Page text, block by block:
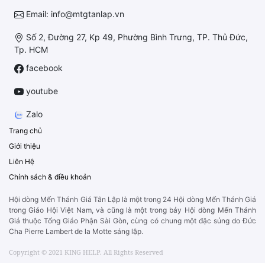
Email: info@mtgtanlap.vn
Số 2, Đường 27, Kp 49, Phường Bình Trưng, TP. Thủ Đức,
Tp. HCM
facebook
youtube
Zalo
Trang chủ
Giới thiệu
Liên Hệ
Chính sách & điều khoản
Hội dòng Mến Thánh Giá Tân Lập là một trong 24 Hội dòng Mến Thánh Giá
trong Giáo Hội Việt Nam, và cũng là một trong bảy Hội dòng Mến Thánh
Giá thuộc Tổng Giáo Phận Sài Gòn, cùng có chung một đặc sủng do Đức
Cha Pierre Lambert de la Motte sáng lập.
Copyright © 2021 KING HELP. All Rights Reserved